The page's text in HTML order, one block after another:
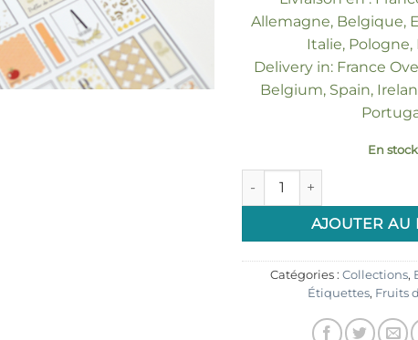
Allemagne, Belgique,
Italie, Pologne,
Delivery in: France
Belgium, Spain,
En stock
quantité de Etiquettes à
AJOUTER AU
Catégories : Collections,
Étiquettes, Fruits